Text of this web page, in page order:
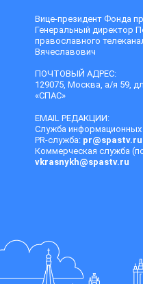
Вице-президент Фонда
Генеральный директор
православного
Вячеславович
ПОЧТОВЫЙ АДРЕС:
129075, Москва, а/я 59,
«СПАС»
EMAIL РЕДАКЦИИ:
Служба
PR-служба: pr@spastv.ru
Коммерческая служба
vkrasnykh@spastv.ru